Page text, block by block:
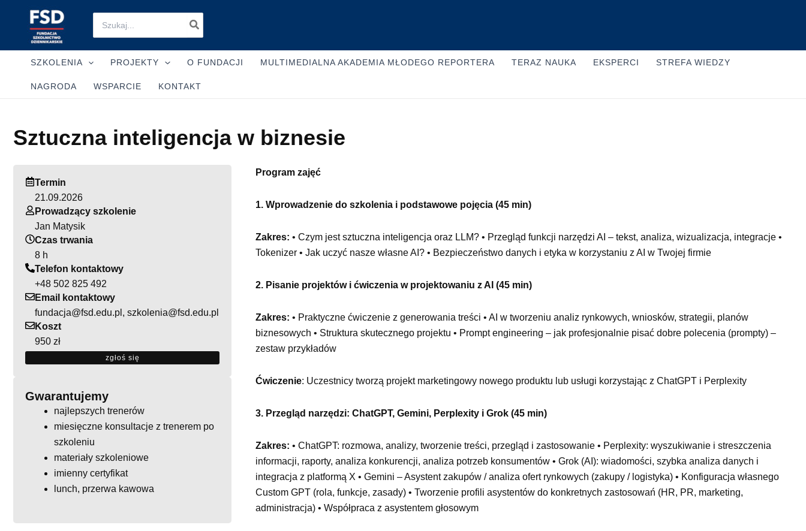
for:
SZKOLENIA PROJEKTY O FUNDACJI MULTIMEDIALNA AKADEMIA MŁODEGO REPORTERA TERAZ NAUKA EKSPERCI STREFA WIEDZY
NAGRODA WSPARCIE KONTAKT
Sztuczna inteligencja w biznesie
Termin
21.09.2026
Prowadzący szkolenie
Jan Matysik
Czas trwania
8 h
Telefon kontaktowy
+48 502 825 492
Email kontaktowy
fundacja@fsd.edu.pl, szkolenia@fsd.edu.pl
Koszt
950 zł
zgłoś się
Gwarantujemy
najlepszych trenerów
miesięczne konsultacje z trenerem po
szkoleniu
materiały szkoleniowe
imienny certyfikat
lunch, przerwa kawowa
Program zajęć
1. Wprowadzenie do szkolenia i podstawowe pojęcia (45 min)
Zakres: • Czym jest sztuczna inteligencja oraz LLM? • Przegląd funkcji narzędzi AI – tekst, analiza, wizualizacja, integracje •
Tokenizer • Jak uczyć nasze własne AI? • Bezpieczeństwo danych i etyka w korzystaniu z AI w Twojej firmie
2. Pisanie projektów i ćwiczenia w projektowaniu z AI (45 min)
Zakres: • Praktyczne ćwiczenie z generowania treści • AI w tworzeniu analiz rynkowych, wniosków, strategii, planów
biznesowych • Struktura skutecznego projektu • Prompt engineering – jak profesjonalnie pisać dobre polecenia (prompty) –
zestaw przykładów
Ćwiczenie: Uczestnicy tworzą projekt marketingowy nowego produktu lub usługi korzystając z ChatGPT i Perplexity
3. Przegląd narzędzi: ChatGPT, Gemini, Perplexity i Grok (45 min)
Zakres: • ChatGPT: rozmowa, analizy, tworzenie treści, przegląd i zastosowanie • Perplexity: wyszukiwanie i streszczenia
informacji, raporty, analiza konkurencji, analiza potrzeb konsumentów • Grok (AI): wiadomości, szybka analiza danych i
integracja z platformą X • Gemini – Asystent zakupów / analiza ofert rynkowych (zakupy / logistyka) • Konfiguracja własnego
Custom GPT (rola, funkcje, zasady) • Tworzenie profili asystentów do konkretnych zastosowań (HR, PR, marketing,
administracja) • Współpraca z asystentem głosowym